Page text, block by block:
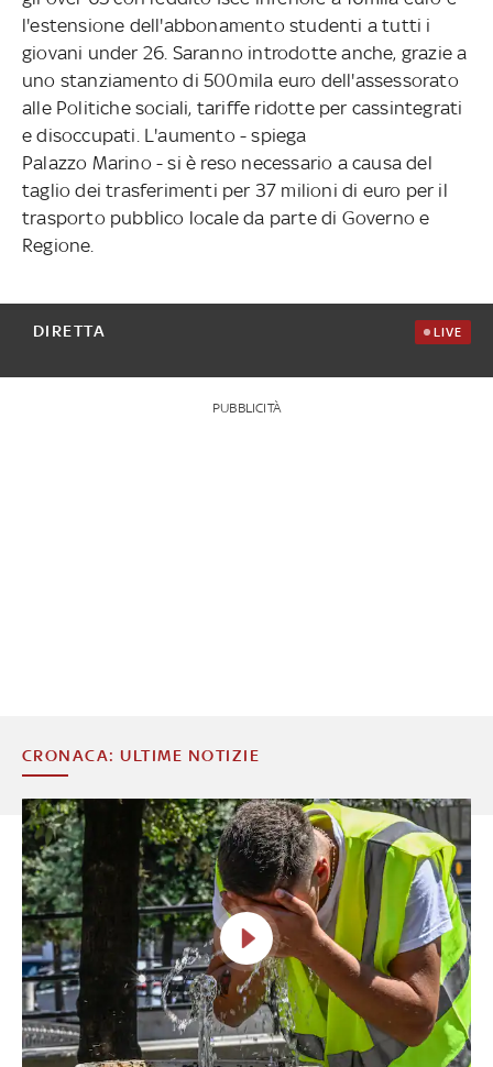
l'estensione dell'abbonamento studenti a tutti i
giovani under 26. Saranno introdotte anche, grazie a
uno stanziamento di 500mila euro dell'assessorato
alle Politiche sociali, tariffe ridotte per cassintegrati
e disoccupati. L'aumento - spiega
Palazzo Marino - si è reso necessario a causa del
taglio dei trasferimenti per 37 milioni di euro per il
trasporto pubblico locale da parte di Governo e
Regione.
DIRETTA LIVE
PUBBLICITÀ
CRONACA: ULTIME NOTIZIE